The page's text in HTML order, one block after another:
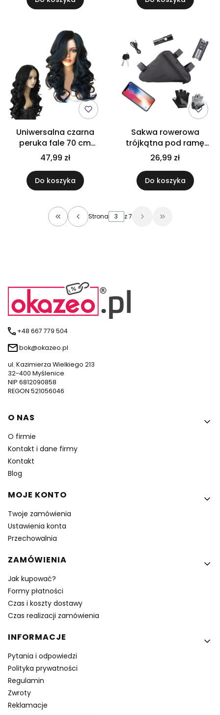
Uniwersalna czarna
peruka fale 70 cm
długa damska na
codzień, imprezę
47,99 zł
Do koszyka
Sakwa rowerowa
trójkątna pod ramę
saszetka torba na
rower trwała czarna
26,99 zł
Do koszyka
Wróć do pierwszej strony z produktami
Strona z 7 Przejdź do
+48 667 779 504
bok@okazeo.pl
ul. Kazimierza Wielkiego 213
32-400 Myślenice
NIP 6812090858
REGON 521056046
Linki w stopce
O NAS
O firmie
Kontakt i dane firmy
Kontakt
Blog
MOJE KONTO
Twoje zamówienia
Ustawienia konta
Przechowalnia
ZAMÓWIENIA
Jak kupować?
Formy płatności
Czas i koszty dostawy
Czas realizacji zamówienia
INFORMACJE
Pytania i odpowiedzi
Polityka prywatności
Regulamin
Zwroty
Reklamacje